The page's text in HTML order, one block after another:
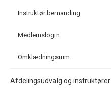
Instruktør bemanding
Medlemslogin
Omklædningsrum
Afdelingsudvalg og instruktører